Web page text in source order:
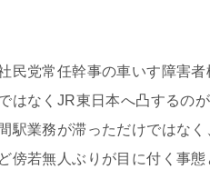
党常任幹事の車いす障害
はなくJR東日本へ凸するの
駅業務が滞っただけではな
傍若無人ぶりが目に付く事